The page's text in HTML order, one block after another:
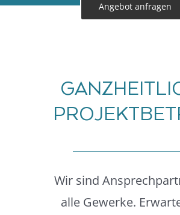
Angebot anfragen
Wir sind
alle Gewerke.